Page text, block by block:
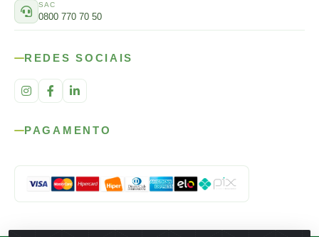
SAC
0800 770 70 50
REDES SOCIAIS
PAGAMENTO